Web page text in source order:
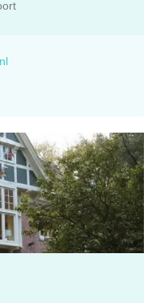
zowel tijdelijk verblijf
aandacht. Zo heeft u
situatie waar u niet meer
kleinschaligheid, flexibiliteit
dat de
en kunde met respect
omgeving. Onder de
over de begane grond,
en appartementen vanaf
voorziening en pantry.
en het souterrain, waar
fysiotherapie en